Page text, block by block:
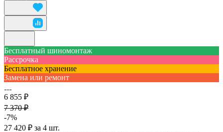
Бесплатный шиномонтаж
Рассрочка
Бесплатное хранение
Замена или ремонт
6 855 ₽
7 370 ₽
-7%
27 420 ₽ за 4 шт.